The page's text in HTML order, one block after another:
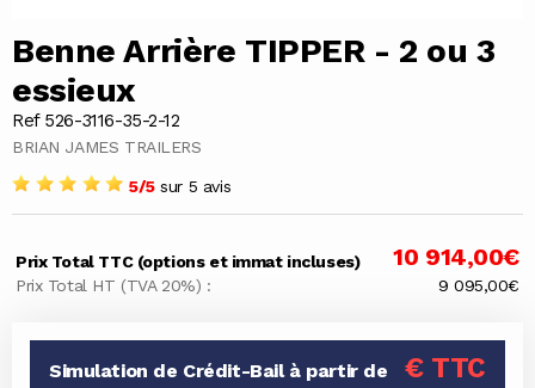
Benne Arrière TIPPER - 2 ou 3
essieux
Ref 526-3116-35-2-12
BRIAN JAMES TRAILERS
5/5sur 5 avis
Prix Total TTC (options et immat incluses) 10 914,00€
Prix Total HT (TVA 20%) : 9 095,00€
Simulation de Crédit-Bail à partir de € TTC